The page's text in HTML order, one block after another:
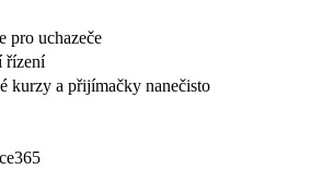
pro uchazeče
řízení
kurzy a přijímačky nanečisto